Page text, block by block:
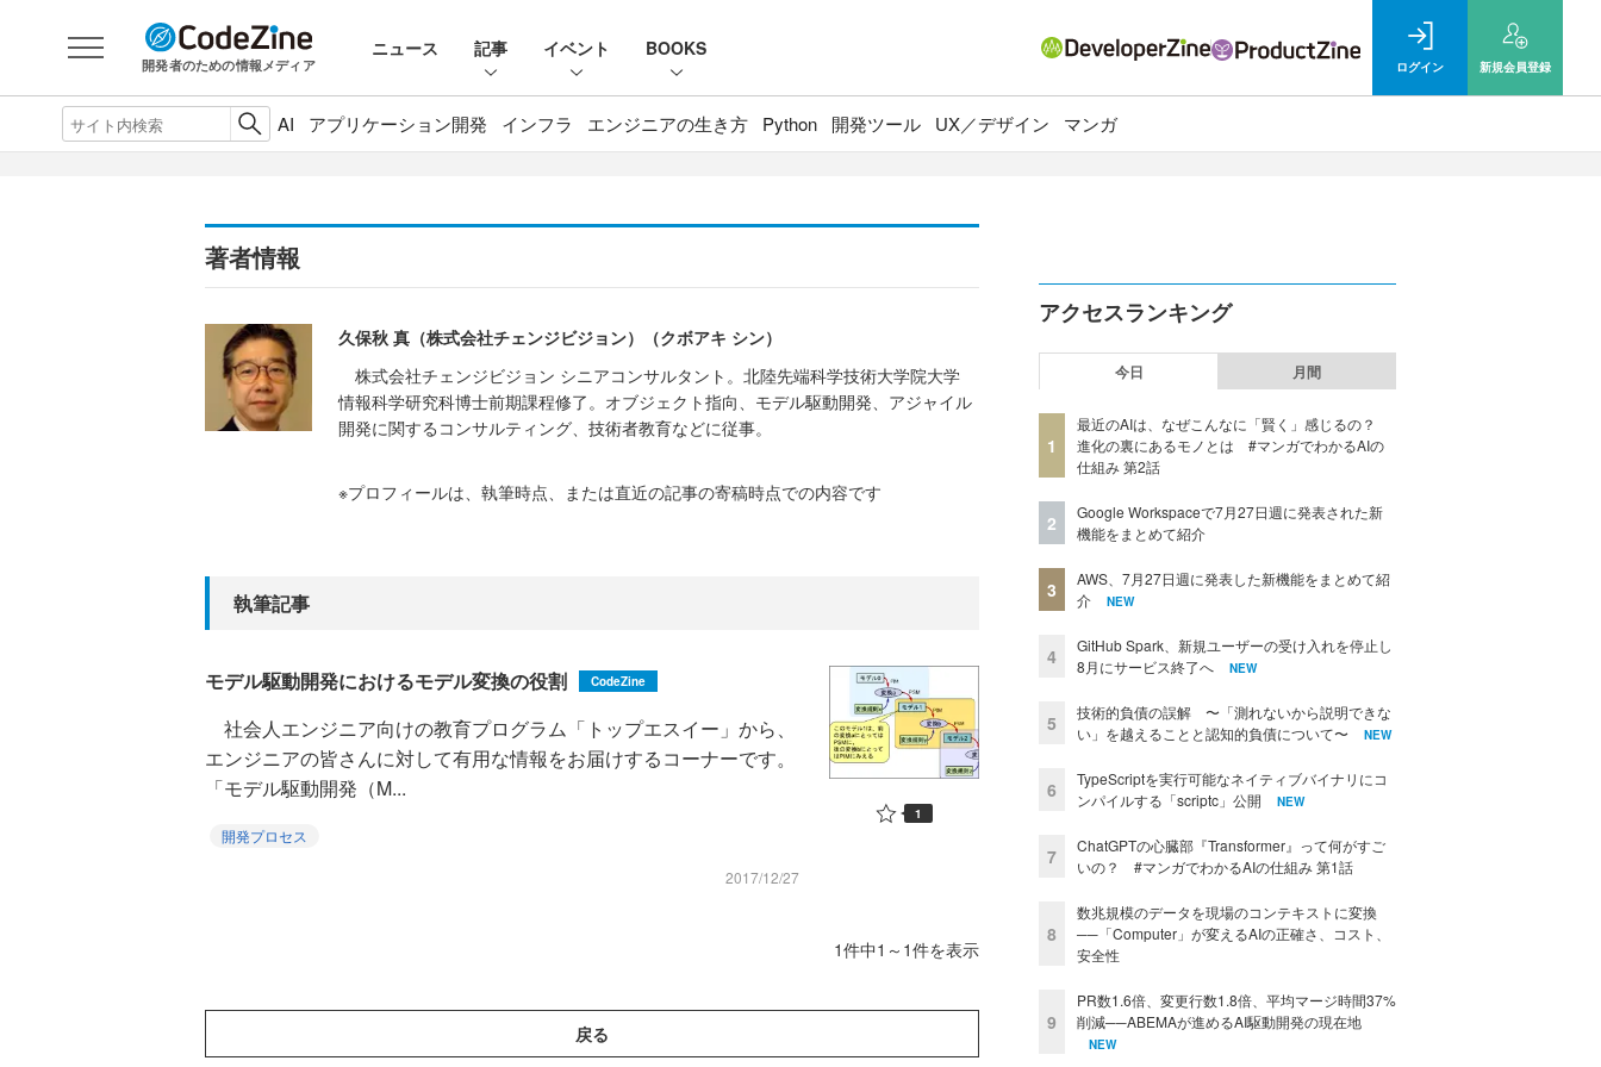
開発者のための情報メディア
ニュース 記事 イベント BOOKS
ログイン 新規会員登録
AI アプリケーション開発 インフラ エンジニアの生き方 Python 開発ツール UX／デザイン マンガ
著者情報
久保秋 真（株式会社チェンジビジョン）（クボアキ シン）
株式会社チェンジビジョン シニアコンサルタント。北陸先端科学技術大学院大学
情報科学研究科博士前期課程修了。オブジェクト指向、モデル駆動開発、アジャイル
開発に関するコンサルティング、技術者教育などに従事。
※プロフィールは、執筆時点、または直近の記事の寄稿時点での内容です
執筆記事
モデル駆動開発におけるモデル変換の役割 CodeZine
社会人エンジニア向けの教育プログラム「トップエスイー」から、
エンジニアの皆さんに対して有用な情報をお届けするコーナーです。
「モデル駆動開発（M...
開発プロセス
2017/12/27
1
1件中1～1件を表示
戻る
アクセスランキング
今日 月間
1
最近のAIは、なぜこんなに「賢く」感じるの？
進化の裏にあるモノとは #マンガでわかるAIの
仕組み 第2話
2
Google Workspaceで7月27日週に発表された新
機能をまとめて紹介
3
AWS、7月27日週に発表した新機能をまとめて紹
介
NEW
4
GitHub Spark、新規ユーザーの受け入れを停止し
8月にサービス終了へ
NEW
5
技術的負債の誤解 〜「測れないから説明できな
い」を越えることと認知的負債について〜
NEW
6
TypeScriptを実行可能なネイティブバイナリにコ
ンパイルする「scriptc」公開
NEW
7
ChatGPTの心臓部『Transformer』って何がすご
いの？ #マンガでわかるAIの仕組み 第1話
8
数兆規模のデータを現場のコンテキストに変換
──「Computer」が変えるAIの正確さ、コスト、
安全性
9
PR数1.6倍、変更行数1.8倍、平均マージ時間37%
削減──ABEMAが進めるAI駆動開発の現在地
NEW